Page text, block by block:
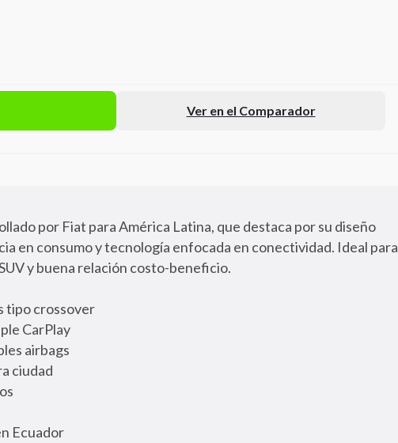
Ver en el Comparador
por Fiat para América Latina, que destaca por su diseño
en consumo y tecnología enfocada en conectividad. Ideal para
y buena relación costo-beneficio.
tipo crossover
CarPlay
airbags
ciudad
Ecuador